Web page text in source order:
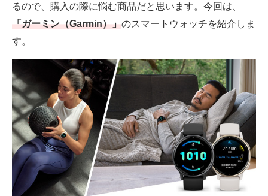
釣り具・釣り用品 食品・飲料・お酒
食器・グラス・カトラリー
メディア
注目記事を集めた総合ページ
ITの今と未来を見通す
スマホと通信の最新トレンド
進化するPCとデバイスの未来
好きが集まる 比べて選べる
るので、購入の際に悩む商品だと思います。今回は、
「ガーミン（Garmin）」のスマートウォッチを紹介しま
す。